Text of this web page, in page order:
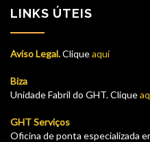
LINKS ÚTEIS
Aviso Legal.Cliqueaqui
Biza
Unidade Fabril do GHT. Clique
GHT Serviços
Oficina de ponta especializada